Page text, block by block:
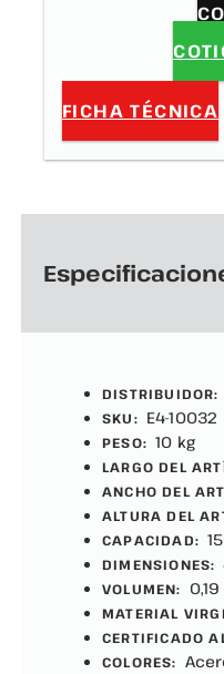
FICHA TÉCNICA
DISTRIBUIDOR:
SKU: E4-10032
PESO: 10 kg
LARGO DEL
ANCHO DEL
ALTURA DEL
CAPACIDAD:
DIMENSIONES:
VOLUMEN:
MATERIAL
CERTIFICADO
COLORES: